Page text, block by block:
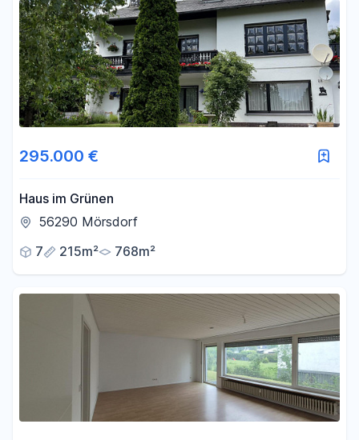
295.000 €
Haus im Grünen
56290 Mörsdorf
7
215m² 768m²